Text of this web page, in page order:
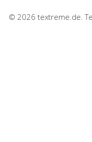
© 2026 textreme.de.